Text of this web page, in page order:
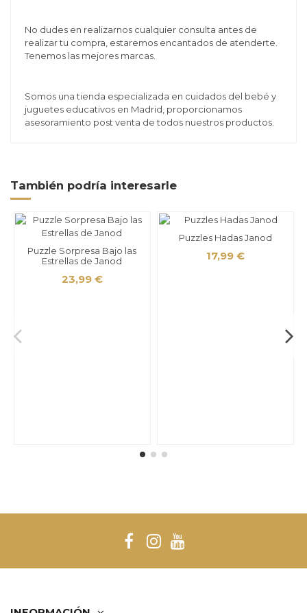
No dudes en realizarnos cualquier consulta antes de
realizar tu compra, estaremos encantados de atenderte.
Tenemos las mejores marcas.
Somos una tienda especializada en cuidados del bebé y
juguetes educativos en Madrid, proporcionamos
asesoramiento post venta de todos nuestros productos.
También podría interesarle
Puzzle Sorpresa Bajo las
Estrellas de Janod
23,99 €
Puzzles Hadas Janod
17,99 €